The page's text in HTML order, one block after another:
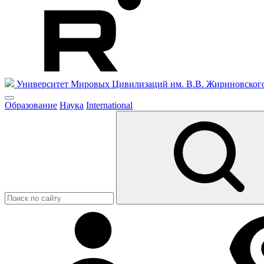
Университет Мировых Цивилизаций им. В.В.
Образование Наука International